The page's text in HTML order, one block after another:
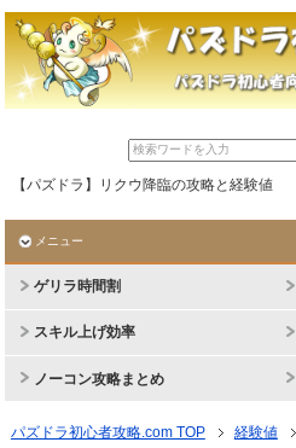
【パズドラ】リクウ降臨の攻略と経験値
メニュー
ゲリラ時間割
スキル上げ効率
ノーコン攻略まとめ
パズドラ初心者攻略.com TOP 経験値